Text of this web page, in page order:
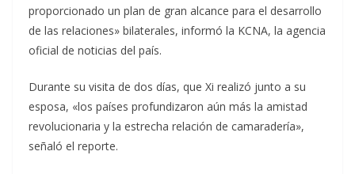
proporcionado un plan de gran alcance para el desarrollo
de las relaciones» bilaterales, informó la KCNA, la agencia
oficial de noticias del país.
Durante su visita de dos días, que Xi realizó junto a su
esposa, «los países profundizaron aún más la amistad
revolucionaria y la estrecha relación de camaradería»,
señaló el reporte.